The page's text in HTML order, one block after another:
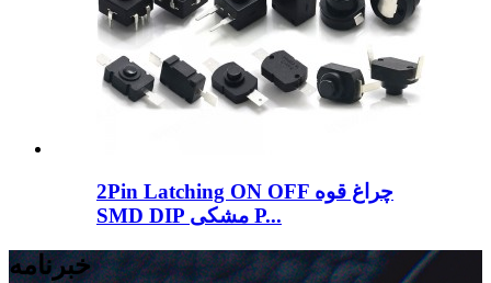
2Pin Latching ON OFF چراغ قوه
SMD DIP مشکی P...
خبرنامه